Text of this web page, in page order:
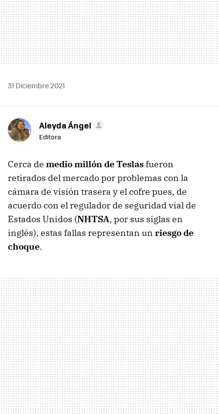
31 Diciembre 2021
Aleyda Ángel
Editora
Cerca de medio millón de Teslasfueron
retirados del mercado por problemas con la
cámara de visión trasera y el cofre pues, de
acuerdo con el regulador de seguridad vial de
Estados Unidos (NHTSA, por sus siglas en
inglés), estas fallas representan un riesgo de
choque.